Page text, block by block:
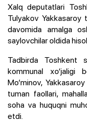
Xalq deputatlari
Tulyakov
davomida amalga
saylovchilar oldida
Tadbirda Toshkent
kommunal xo‘jaligi
Mo‘minov,
tuman faollari,
soha va huquqni
etdi.